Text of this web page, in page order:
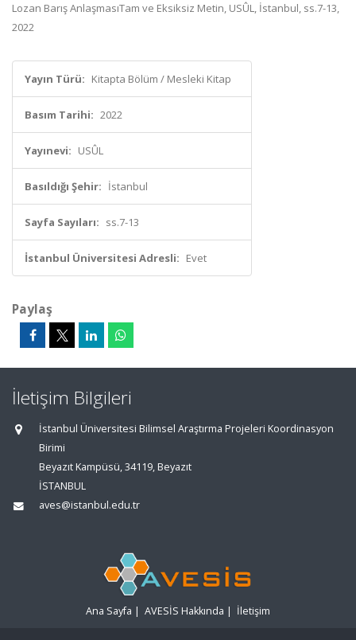
Lozan Barış AnlaşmasıTam ve Eksiksiz Metin, USÛL, İstanbul, ss.7-13,
2022
Yayın Türü: Kitapta Bölüm / Mesleki Kitap
Basım Tarihi: 2022
Yayınevi: USÛL
Basıldığı Şehir: İstanbul
Sayfa Sayıları: ss.7-13
İstanbul Üniversitesi Adresli: Evet
Paylaş
İletişim Bilgileri
İstanbul Üniversitesi Bilimsel Araştırma Projeleri Koordinasyon
Birimi
Beyazıt Kampüsü, 34119, Beyazıt
İSTANBUL
aves@istanbul.edu.tr
Ana Sayfa | AVESİS Hakkında | İletişim